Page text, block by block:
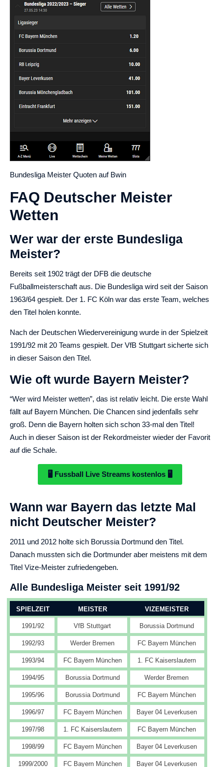
Bundesliga Meister Quoten auf Bwin
FAQ Deutscher Meister
Wetten
Wer war der erste Bundesliga
Meister?
Bereits seit 1902 trägt der DFB die deutsche
Fußballmeisterschaft aus. Die Bundesliga wird seit der Saison
1963/64 gespielt. Der 1. FC Köln war das erste Team, welches
den Titel holen konnte.
Nach der Deutschen Wiedervereinigung wurde in der Spielzeit
1991/92 mit 20 Teams gespielt. Der VfB Stuttgart sicherte sich
in dieser Saison den Titel.
Wie oft wurde Bayern Meister?
“Wer wird Meister wetten”, das ist relativ leicht. Die erste Wahl
fällt auf Bayern München. Die Chancen sind jedenfalls sehr
groß. Denn die Bayern holten sich schon 33-mal den Titel!
Auch in dieser Saison ist der Rekordmeister wieder der Favorit
auf die Schale.
🖥️ Fussball Live Streams kostenlos 🖥️
Wann war Bayern das letzte Mal
nicht Deutscher Meister?
2011 und 2012 holte sich Borussia Dortmund den Titel.
Danach mussten sich die Dortmunder aber meistens mit dem
Titel Vize-Meister zufriedengeben.
Alle Bundesliga Meister seit 1991/92
SPIELZEIT MEISTER VIZEMEISTER
1991/92 VfB Stuttgart Borussia Dortmund
1992/93 Werder Bremen FC Bayern München
1993/94 FC Bayern München 1. FC Kaiserslautern
1994/95 Borussia Dortmund Werder Bremen
1995/96 Borussia Dortmund FC Bayern München
1996/97 FC Bayern München Bayer 04 Leverkusen
1997/98 1. FC Kaiserslautern FC Bayern München
1998/99 FC Bayern München Bayer 04 Leverkusen
1999/2000 FC Bayern München Bayer 04 Leverkusen